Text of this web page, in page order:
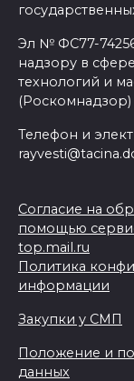
Эл № ФС77-
надзору в
технологий и
(Роскомнадзор)
Телефон и
Согласие на
помощью
top.mail.ru
Политика
информации
Закупки у СМП
Положение и
данных